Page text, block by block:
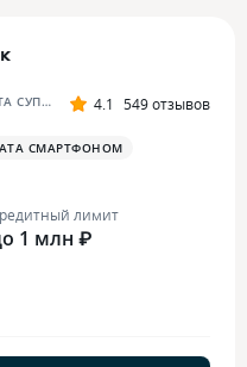
КРЕДИТНАЯ КАРТА СУПЕР СПЛИТА 4.1 549 отзывов
СМАРТФОНОМ
лимит
1 млн ₽